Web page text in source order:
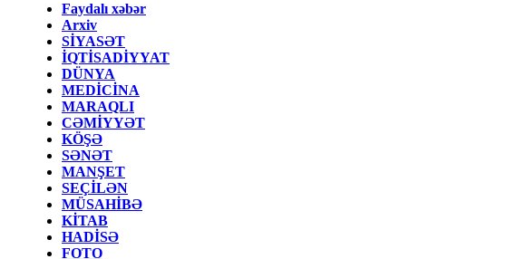
Faydalı xəbər
Arxiv
SİYASƏT
İQTİSADİYYAT
DÜNYA
MEDİCİNA
MARAQLI
CƏMİYYƏT
KÖŞƏ
SƏNƏT
MANŞET
SEÇİLƏN
MÜSAHİBƏ
KİTAB
HADİSƏ
FOTO